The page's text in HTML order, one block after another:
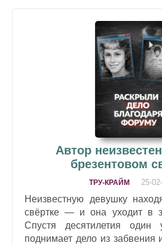
Автор
брезентовом
ТРУ-КРАЙМ 25-
Неизвестную девушку
свёртке — и она уходит в
Спустя десятилетия один
поднимает дело из забвения